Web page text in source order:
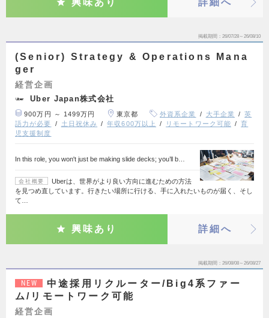
興味あり 詳細へ
掲載期間 26/07/28～26/08/10
(Senior) Strategy & Operations Mana
ger
経営企画
Uber Japan株式会社
900万円 ～ 1499万円 東京都 外資系企業 大手企業
英
語力が必要
土日祝休み 年収600万以上 リモートワーク可能
育
児支援制度
In this role, you won't just be making slide decks; you’ll b…
会社概要
Uberは、世界がより良い方向に進むための方法
を見つめ直しています。行きたい場所に行ける、手に入れたいものが届く、そし
て…
興味あり 詳細へ
掲載期間 26/08/08～26/08/27
NEW
中途採用リクルーター/Big4系ファー
ム/リモートワーク可能
経営企画